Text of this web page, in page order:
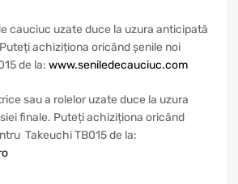
cauciuc uzate duce la uzura anticipată
achiziționa oricând șenile noi
de la: www.seniledecauciuc.com
sau a rolelor uzate duce la uzura
finale. Puteți achiziționa oricând
Takeuchi TB015 de la: